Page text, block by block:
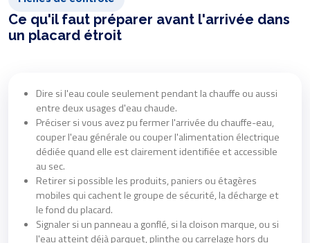
Ce qu'il faut préparer avant l'arrivée dans
un placard étroit
Dire si l'eau coule seulement pendant la chauffe ou aussi
entre deux usages d'eau chaude.
Préciser si vous avez pu fermer l'arrivée du chauffe-eau,
couper l'eau générale ou couper l'alimentation électrique
dédiée quand elle est clairement identifiée et accessible
au sec.
Retirer si possible les produits, paniers ou étagères
mobiles qui cachent le groupe de sécurité, la décharge et
le fond du placard.
Signaler si un panneau a gonflé, si la cloison marque, ou si
l'eau atteint déjà parquet, plinthe ou carrelage hors du